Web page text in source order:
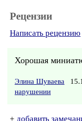
Рецензии
Написать рецензию
Хорошая
Элина Шуваева
нарушении
+ добавить